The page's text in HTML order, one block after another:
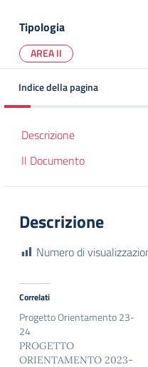
Tipologia
AREA II
Indice della pagina
Descrizione
Il Documento
Descrizione
Numero di
Correlati
Progetto Orientamento 23-
24
PROGETTO
ORIENTAMENTO 2023-